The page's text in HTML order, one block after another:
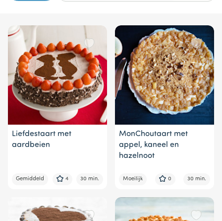
Liefdestaart met
aardbeien
Gemiddeld 4 30 min.
MonChoutaart met
appel, kaneel en
hazelnoot
Moeilijk 0 30 min.